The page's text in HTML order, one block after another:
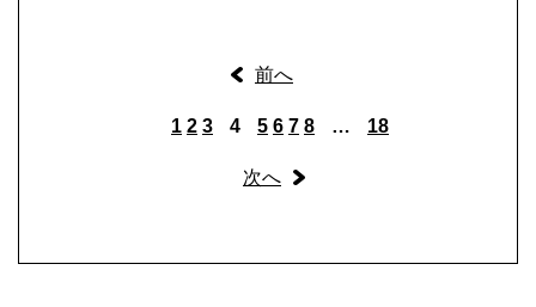
前へ
1 2 3 4 5 6 7 8 … 18
次へ